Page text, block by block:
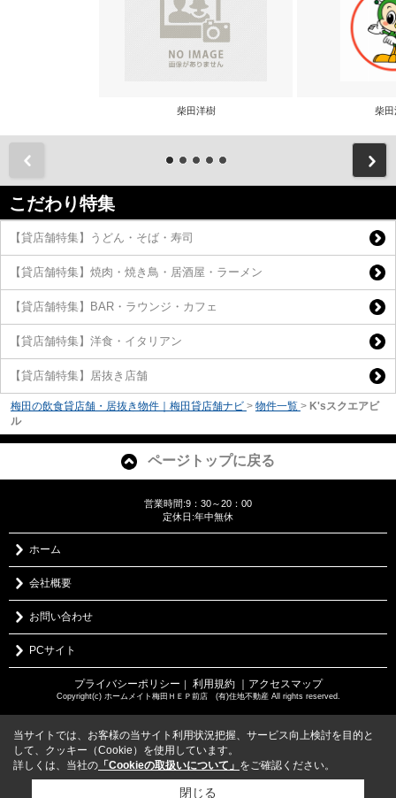
柴田洋樹 柴田
こだわり特集
【貸店舗特集】うどん・そば・寿司
【貸店舗特集】焼肉・焼き鳥・居酒屋・ラーメン
【貸店舗特集】BAR・ラウンジ・カフェ
【貸店舗特集】洋食・イタリアン
【貸店舗特集】居抜き店舗
梅田の飲食貸店舗・居抜き物件｜梅田貸店舗ナビ > 物件一覧 > K'sスクエアビ
ル
ページトップに戻る
営業時間:9：30～20：00
定休日:年中無休
ホーム
会社概要
お問い合わせ
PCサイト
プライバシーポリシー 利用規約 ｜アクセスマップ
Copyright(c) ホームメイト梅田ＨＥＰ前店 (有)住地不動産 All rights reserved.
当サイトでは、お客様の当サイト利用状況把握、サービス向上検討を目的と
して、クッキー（Cookie）を使用しています。
詳しくは、当社の 「Cookieの取扱いについて」 をご確認ください。
閉じる